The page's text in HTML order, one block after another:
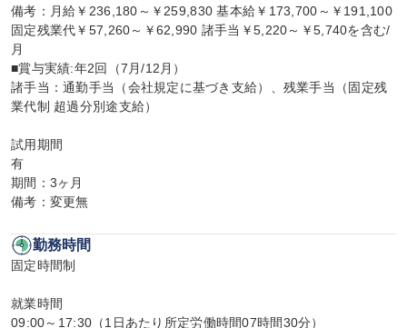
備考：月給￥236,180～￥259,830 基本給￥173,700～￥191,100
固定残業代￥57,260～￥62,990 諸手当￥5,220～￥5,740を含む/
月
■賞与実績:年2回（7月/12月）
諸手当：通勤手当（会社規定に基づき支給）、残業手当（固定残
業代制 超過分別途支給）
試用期間
有
期間：3ヶ月
備考：変更無
勤務時間
固定時間制
就業時間
09:00～17:30（1日あたり所定労働時間07時間30分）